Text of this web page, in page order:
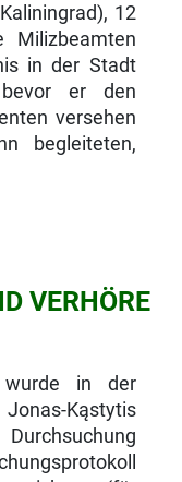
12
Milizbeamten
in der Stadt
bevor er den
versehen
begleiteten,
VERHÖRE
in der
Kąstytis